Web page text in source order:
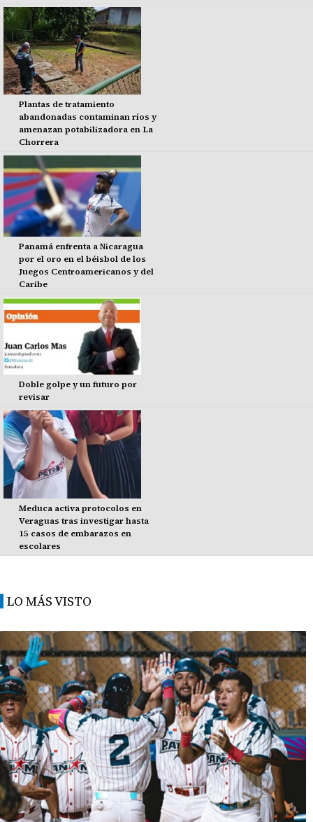
Plantas de tratamiento
abandonadas contaminan ríos y
amenazan potabilizadora en La
Chorrera
Panamá enfrenta a Nicaragua
por el oro en el béisbol de los
Juegos Centroamericanos y del
Caribe
Doble golpe y un futuro por
revisar
Meduca activa protocolos en
Veraguas tras investigar hasta
15 casos de embarazos en
escolares
LO MÁS VISTO